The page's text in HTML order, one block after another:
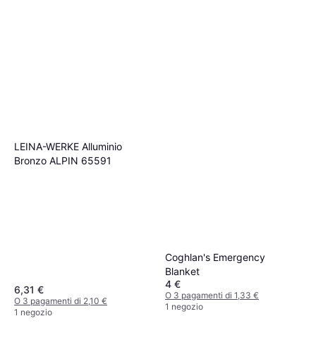
LEINA-WERKE Alluminio
Bronzo ALPIN 65591
6,31 €
O 3 pagamenti di 2,10 €
1 negozio
Coghlan's Emergency
Blanket
4 €
O 3 pagamenti di 1,33 €
1 negozio